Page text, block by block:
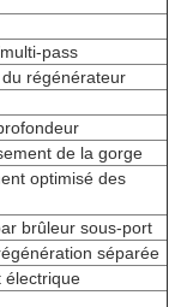
pass
régénérateur
de la gorge
optimisé des
brûleur sous-port
séparée
électrique